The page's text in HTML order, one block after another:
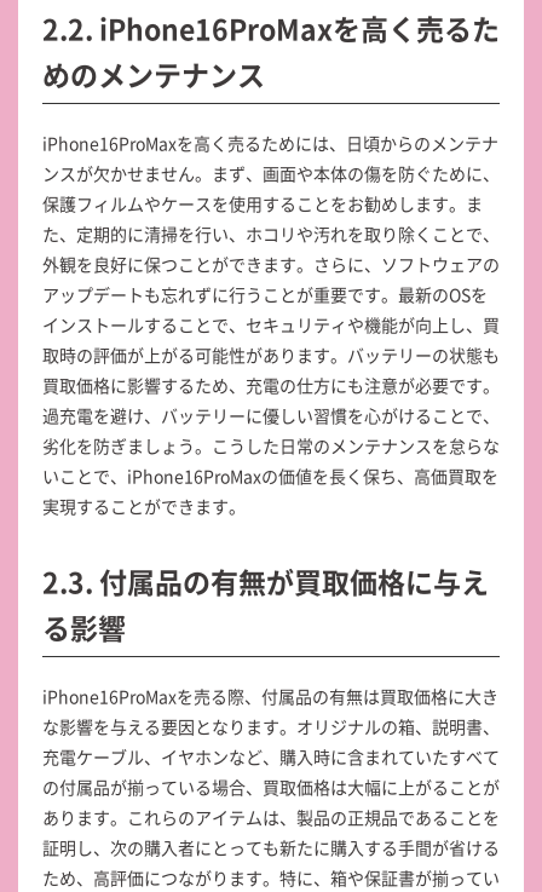
2.2. iPhone16ProMaxを高く売るた
めのメンテナンス
iPhone16ProMaxを高く売るためには、日頃からのメンテナ
ンスが欠かせません。まず、画面や本体の傷を防ぐために、
保護フィルムやケースを使用することをお勧めします。ま
た、定期的に清掃を行い、ホコリや汚れを取り除くことで、
外観を良好に保つことができます。さらに、ソフトウェアの
アップデートも忘れずに行うことが重要です。最新のOSを
インストールすることで、セキュリティや機能が向上し、買
取時の評価が上がる可能性があります。バッテリーの状態も
買取価格に影響するため、充電の仕方にも注意が必要です。
過充電を避け、バッテリーに優しい習慣を心がけることで、
劣化を防ぎましょう。こうした日常のメンテナンスを怠らな
いことで、iPhone16ProMaxの価値を長く保ち、高価買取を
実現することができます。
2.3. 付属品の有無が買取価格に与え
る影響
iPhone16ProMaxを売る際、付属品の有無は買取価格に大き
な影響を与える要因となります。オリジナルの箱、説明書、
充電ケーブル、イヤホンなど、購入時に含まれていたすべて
の付属品が揃っている場合、買取価格は大幅に上がることが
あります。これらのアイテムは、製品の正規品であることを
証明し、次の購入者にとっても新たに購入する手間が省ける
ため、高評価につながります。特に、箱や保証書が揃ってい